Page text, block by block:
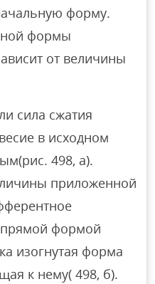
форму.
формы
от величины
сила сжатия
в исходном
498, а).
приложенной
прямой формой
изогнутая форма
к нему( 498, б).